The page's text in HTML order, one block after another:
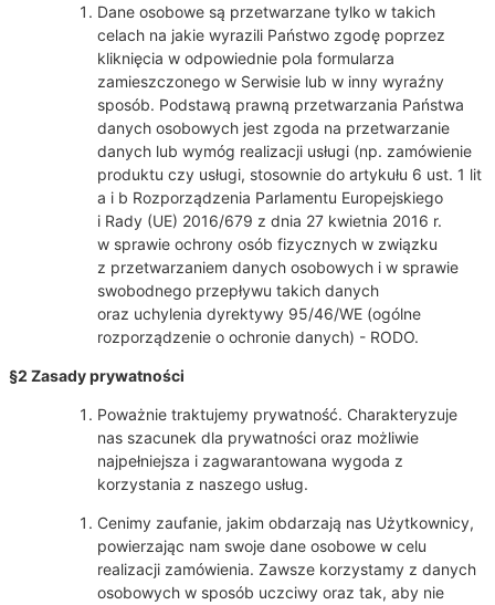
Dane osobowe są przetwarzane tylko w takich
celach na jakie wyrazili Państwo zgodę poprzez
kliknięcia w odpowiednie pola formularza
zamieszczonego w Serwisie lub w inny wyraźny
sposób. Podstawą prawną przetwarzania Państwa
danych osobowych jest zgoda na przetwarzanie
danych lub wymóg realizacji usługi (np. zamówienie
produktu czy usługi, stosownie do artykułu 6 ust. 1 lit
a i b Rozporządzenia Parlamentu Europejskiego
i Rady (UE) 2016/679 z dnia 27 kwietnia 2016 r.
w sprawie ochrony osób fizycznych w związku
z przetwarzaniem danych osobowych i w sprawie
swobodnego przepływu takich danych
oraz uchylenia dyrektywy 95/46/WE (ogólne
rozporządzenie o ochronie danych) - RODO.
§2 Zasady prywatności
Poważnie traktujemy prywatność. Charakteryzuje
nas szacunek dla prywatności oraz możliwie
najpełniejsza i zagwarantowana wygoda z
korzystania z naszego usług.
Cenimy zaufanie, jakim obdarzają nas Użytkownicy,
powierzając nam swoje dane osobowe w celu
realizacji zamówienia. Zawsze korzystamy z danych
osobowych w sposób uczciwy oraz tak, aby nie